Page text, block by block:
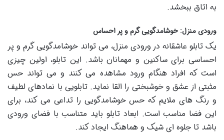
به اتاق ببخشد.
ورودی منزل: خوشامدگویی گرم و پر احساس
یک تابلو عاشقانه در ورودی منزل، می تواند خوشامدگویی گرم و پر
احساسی برای ساکنین و مهمانان باشد. این تابلو، اولین چیزی
است که افراد هنگام ورود مشاهده می کنند و می تواند حس
مثبتی از عشق و خوشبختی را القا نماید. تابلویی با نمادهای لطیف
و رنگ های ملایم که حس خوشامدگویی را تداعی می کند، برای
این فضا مناسب است. ابعاد تابلو باید متناسب با فضای ورودی
باشد تا جلوه ای شیک و هماهنگ ایجاد کند.